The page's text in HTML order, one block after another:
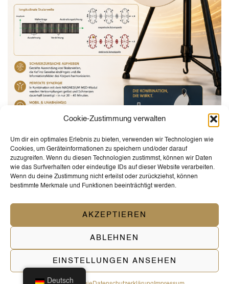
Cookie-Zustimmung verwalten
Um dir ein optimales Erlebnis zu bieten, verwenden wir Technologien wie
Cookies, um Geräteinformationen zu speichern und/oder darauf
zuzugreifen. Wenn du diesen Technologien zustimmst, können wir Daten
wie das Surfverhalten oder eindeutige IDs auf dieser Website verarbeiten.
Wenn du deine Zustimmung nicht erteilst oder zurückziehst, können
bestimmte Merkmale und Funktionen beeinträchtigt werden.
AKZEPTIEREN
ABLEHNEN
EINSTELLUNGEN ANSEHEN
TESLA MED-Modul
1.111,00CHF zuzüglich MwSt. 8,1%
1 2
Deutsch